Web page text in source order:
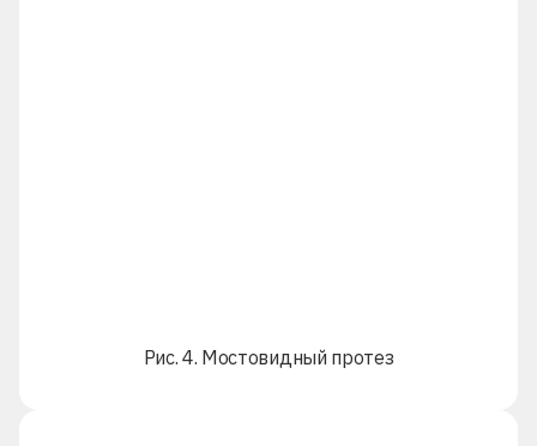
Рис. 4. Мостовидный протез